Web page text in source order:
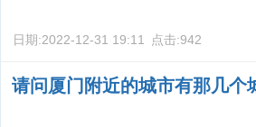
日期:2022-12-31 19:11 点击:942
请问厦门附近的城市有那几个